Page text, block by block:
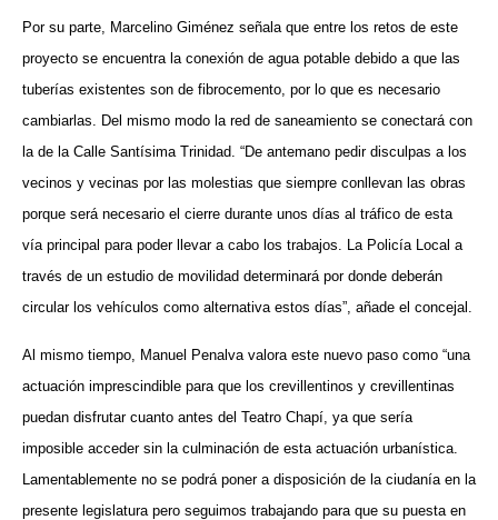
Por su parte, Marcelino Giménez señala que entre los retos de este
proyecto se encuentra la conexión de agua potable debido a que las
tuberías existentes son de fibrocemento, por lo que es necesario
cambiarlas. Del mismo modo la red de saneamiento se conectará con
la de la Calle Santísima Trinidad. “De antemano pedir disculpas a los
vecinos y vecinas por las molestias que siempre conllevan las obras
porque será necesario el cierre durante unos días al tráfico de esta
vía principal para poder llevar a cabo los trabajos. La Policía Local a
través de un estudio de movilidad determinará por donde deberán
circular los vehículos como alternativa estos días”, añade el concejal.
Al mismo tiempo, Manuel Penalva valora este nuevo paso como “una
actuación imprescindible para que los crevillentinos y crevillentinas
puedan disfrutar cuanto antes del Teatro Chapí, ya que sería
imposible acceder sin la culminación de esta actuación urbanística.
Lamentablemente no se podrá poner a disposición de la ciudanía en la
presente legislatura pero seguimos trabajando para que su puesta en